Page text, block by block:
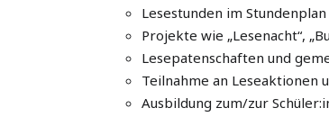
Lesestunden im
Projekte wie „Lesenacht“,
Lesepatenschaften und
Teilnahme an Leseaktionen
Ausbildung zum/zur